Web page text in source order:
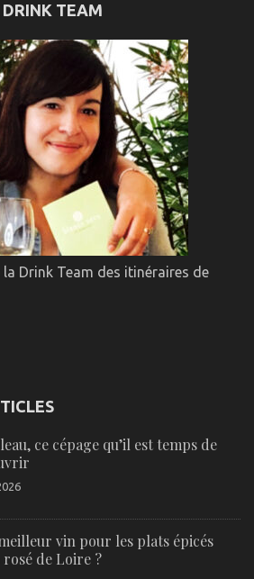
TEAM
la Drink Team des itinéraires de
ce cépage qu’il est temps de
vin pour les plats épicés
de Loire ?